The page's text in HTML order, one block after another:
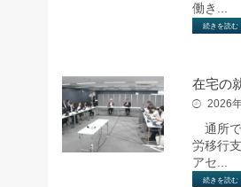
働き...
続きを読む
在宅の
2026
通所で
労移行
アセ...
続きを読む